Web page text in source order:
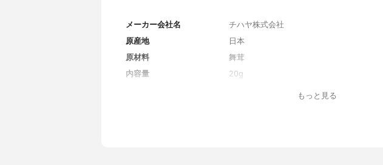
メーカー会社名
チハヤ株式会社
原産地
日本
原材料
舞茸
内容量
20g
もっと見る